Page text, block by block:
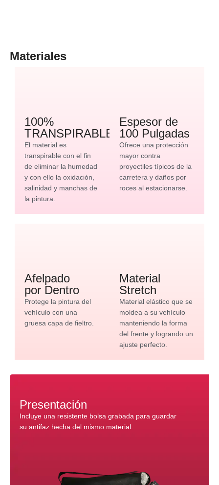
Materiales
100%
TRANSPIRABLE
El material es
transpirable con el fin
de eliminar la humedad
y con ello la oxidación,
salinidad y manchas de
la pintura.
Espesor de
100 Pulgadas
Ofrece una protección
mayor contra
proyectiles típicos de la
carretera y daños por
roces al estacionarse.
Afelpado
por Dentro
Protege la pintura del
vehículo con una
gruesa capa de fieltro.
Material
Stretch
Material elástico que se
moldea a su vehículo
manteniendo la forma
del frente y logrando un
ajuste perfecto.
Presentación
Incluye una resistente bolsa grabada para guardar
su antifaz hecha del mismo material.